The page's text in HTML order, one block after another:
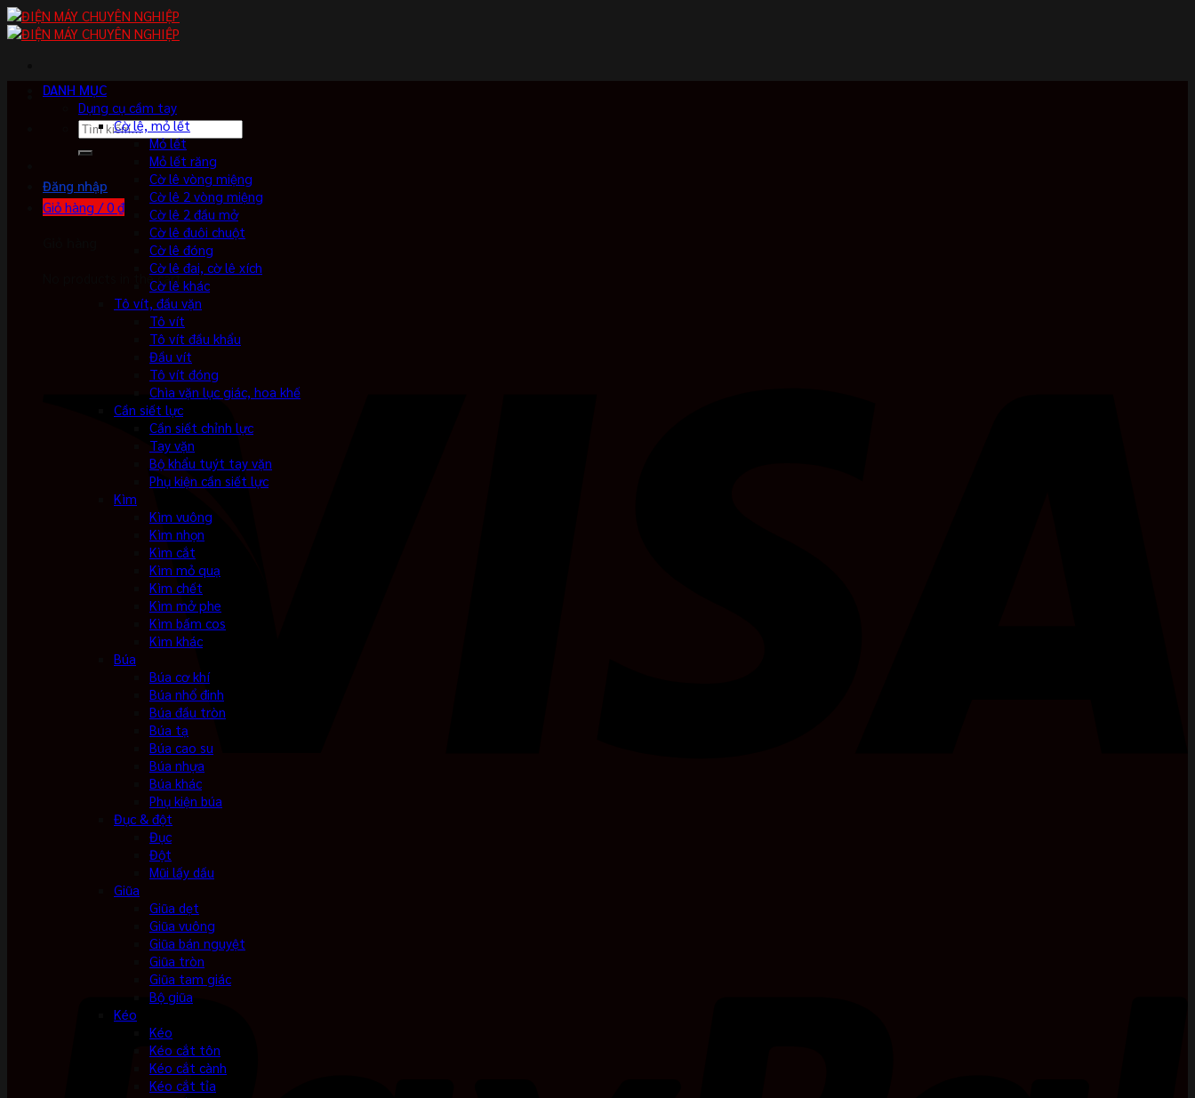
Skip
to
Tìm
kiếm:
Đăng nhập
Giỏ hàng /0 ₫
No products in the cart.
DANH MỤC
Dụng cụ cầm tay
Cờ lê, mỏ lết
Mỏ lết
Mỏ lết răng
Cờ lê vòng miệng
Cờ lê 2 vòng miệng
Cờ lê 2 đầu mở
Cờ lê đuôi chuột
Cờ lê đóng
Cờ lê đai, cờ lê xích
Cờ lê khác
Tô vít, đầu vặn
Tô vít
Tô vít đầu khẩu
Đầu vít
Tô vít đóng
Chìa vặn lục giác, hoa khế
Cần siết lực
Cần siết chỉnh lực
Tay vặn
Bộ khẩu tuýt tay vặn
Phụ kiện cần siết lực
Kìm
Kìm vuông
Kìm nhọn
Kìm cắt
Kìm mỏ quạ
Kìm chết
Kìm mở phe
Kìm bấm cos
Kìm khác
Búa
Búa cơ khí
Búa nhổ đinh
Búa đầu tròn
Búa tạ
Búa cao su
Búa nhựa
Búa khác
Phụ kiện búa
Đục & đột
Đục
Đột
Mũi lấy dấu
Giũa
Giũa dẹt
Giũa vuông
Giũa bán nguyệt
Giũa tròn
Giũa tam giác
Bộ giũa
Kéo
Kéo
Kéo cắt tôn
Kéo cắt cành
Kéo cắt tỉa